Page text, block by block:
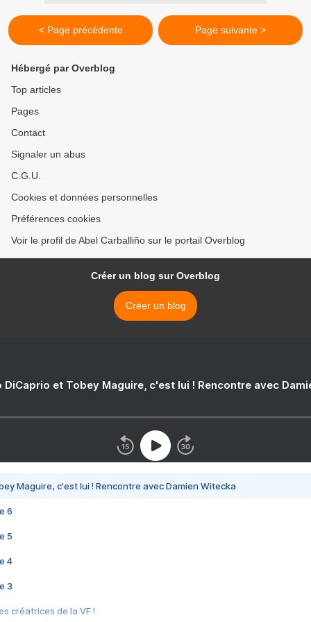
< Page précédente Page suivante >
Hébergé par Overblog
Top articles
Pages
Contact
Signaler un abus
C.G.U.
Cookies et données personnelles
Préférences cookies
Voir le profil de Abel Carballiño sur le portail Overblog
Créer un blog sur Overblog
Créer un blog
DiCaprio et Tobey Maguire, c'est lui ! Rencontre avec
Maguire, c'est lui ! Rencontre avec Damien Witecka
6
5
4
3
créatrices de la VF !